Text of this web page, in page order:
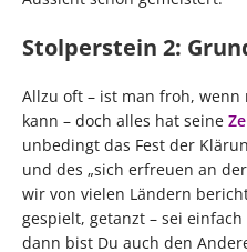
Stolperstein 2:
Allzu oft – ist man froh,
kann – doch alles hat seine
unbedingt das Fest der
und des „sich erfreuen an
wir von vielen Ländern
gespielt, getanzt – sei
dann bist Du auch den